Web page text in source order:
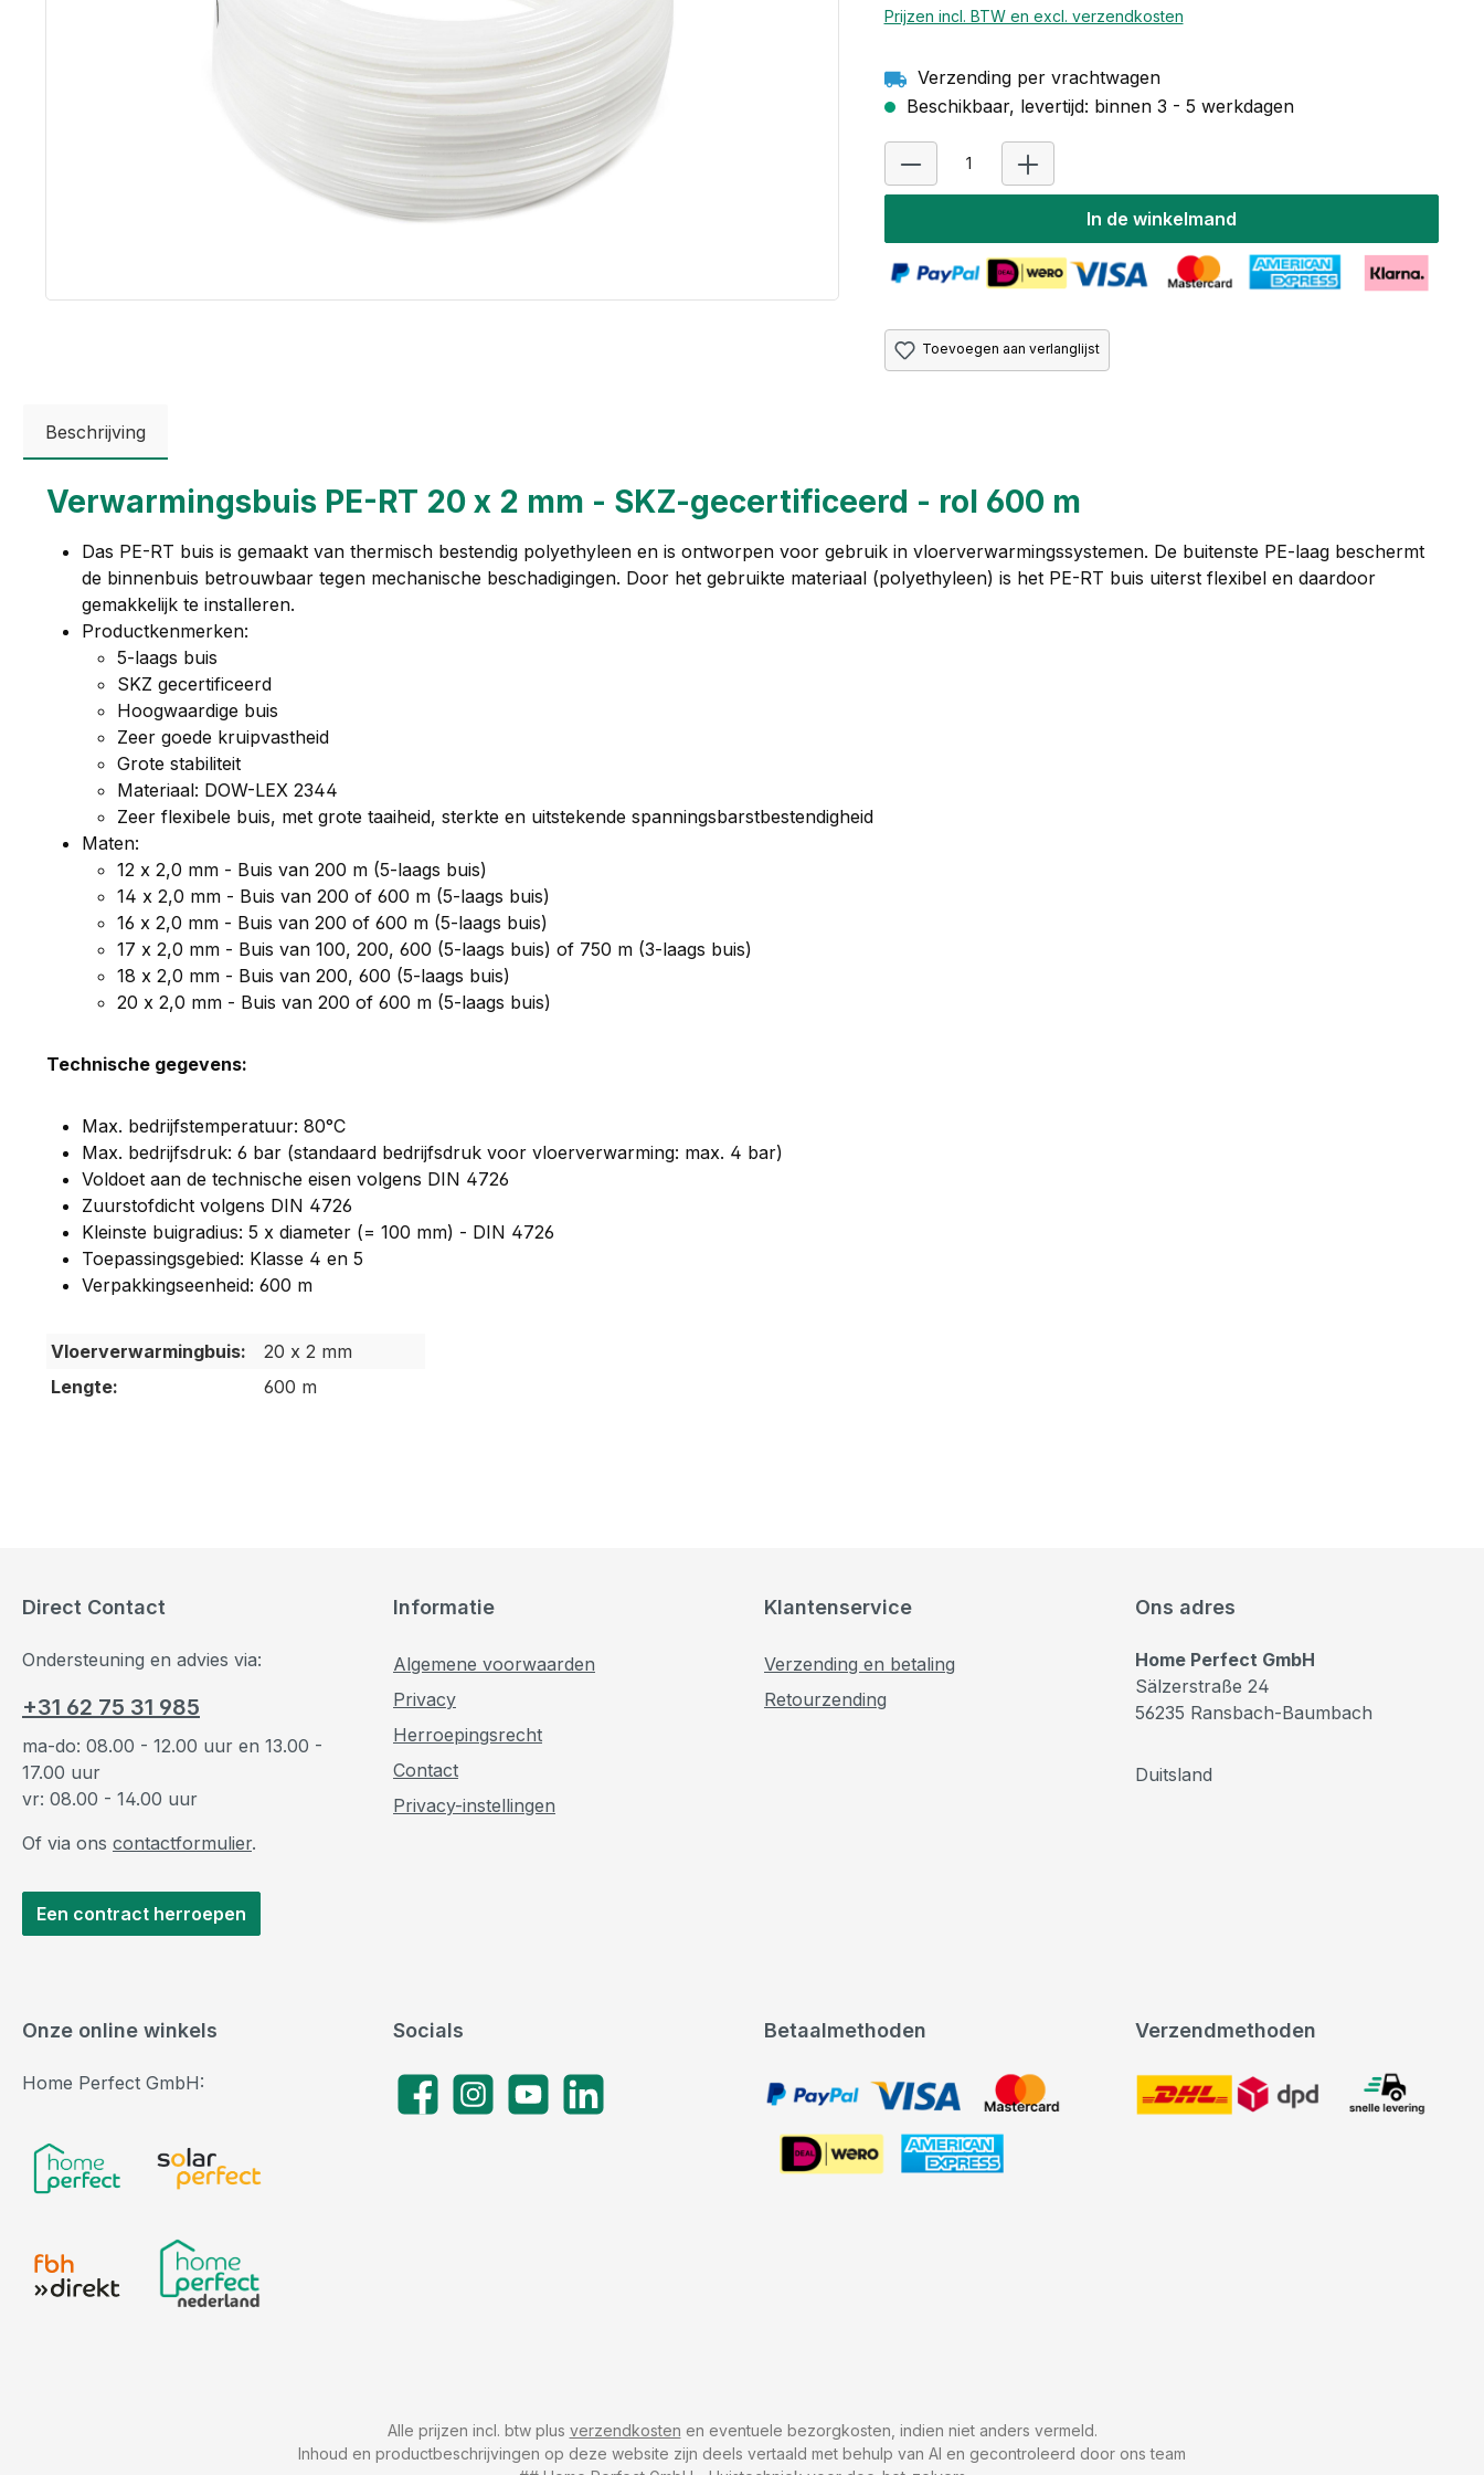
Prijzen incl. BTW en excl. verzendkosten
Verzending per vrachtwagen
Beschikbaar, levertijd: binnen 3 - 5 werkdagen
In de winkelmand
Toevoegen aan verlanglijst
Beschrijving
Verwarmingsbuis PE-RT 20 x 2 mm - SKZ-gecertificeerd - rol 600 m
Das PE-RT buis is gemaakt van thermisch bestendig polyethyleen en is ontworpen voor gebruik in vloerverwarmingssystemen. De buitenste PE-laag beschermt
de binnenbuis betrouwbaar tegen mechanische beschadigingen. Door het gebruikte materiaal (polyethyleen) is het PE-RT buis uiterst flexibel en daardoor
gemakkelijk te installeren.
Productkenmerken:
5-laags buis
SKZ gecertificeerd
Hoogwaardige buis
Zeer goede kruipvastheid
Grote stabiliteit
Materiaal: DOW-LEX 2344
Zeer flexibele buis, met grote taaiheid, sterkte en uitstekende spanningsbarstbestendigheid
Maten:
12 x 2,0 mm - Buis van 200 m (5-laags buis)
14 x 2,0 mm - Buis van 200 of 600 m (5-laags buis)
16 x 2,0 mm - Buis van 200 of 600 m (5-laags buis)
17 x 2,0 mm - Buis van 100, 200, 600 (5-laags buis) of 750 m (3-laags buis)
18 x 2,0 mm - Buis van 200, 600 (5-laags buis)
20 x 2,0 mm - Buis van 200 of 600 m (5-laags buis)
Technische gegevens:
Max. bedrijfstemperatuur: 80°C
Max. bedrijfsdruk: 6 bar (standaard bedrijfsdruk voor vloerverwarming: max. 4 bar)
Voldoet aan de technische eisen volgens DIN 4726
Zuurstofdicht volgens DIN 4726
Kleinste buigradius: 5 x diameter (= 100 mm) - DIN 4726
Toepassingsgebied: Klasse 4 en 5
Verpakkingseenheid: 600 m
Vloerverwarmingbuis:
20 x 2 mm
Lengte:
600 m
Direct Contact
Ondersteuning en advies via:
+31 62 75 31 985
ma-do: 08.00 - 12.00 uur en 13.00 -
17.00 uur
vr: 08.00 - 14.00 uur
Of via ons contactformulier.
Een contract herroepen
Informatie
Algemene voorwaarden
Privacy
Herroepingsrecht
Contact
Privacy-instellingen
Klantenservice
Verzending en betaling
Retourzending
Betaalmethoden
PayPal, VISA, Mastercard
Verzendmethoden
Ons adres
Home Perfect GmbH
Sälzerstraße 24
56235 Ransbach-Baumbach
Duitsland
Socials
FacebookInstagramYouTubeLinkedIn
Onze online winkels
Home Perfect GmbH:
Alle prijzen incl. btw plus verzendkosten en eventuele bezorgkosten, indien niet anders vermeld.
Inhoud en productbeschrijvingen op deze website zijn deels vertaald met behulp van AI en gecontroleerd door ons team